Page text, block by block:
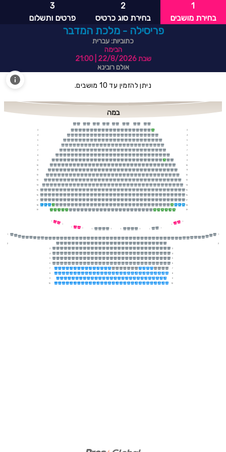
1
בחירת מושבים
2
בחירת סוג כרטיס
3
פרטים ותשלום
פריסילה - מלכת המדבר
כתוביות: עברית
הבימה
שבת 22/8/2026
| 21:00
אולם רובינא
ניתן להזמין עד 10 מושבים.
במה
3 3
4 4
5
5
6
6
7 7
8 8
9 30 9
10 10
11 11
12
12
13
13
14
14
15
15
16
16
17
17
18 18
19 19
3 3
4 4
5 5
6
6
7
1 2 3 4 5 6 7 8 9 10 11 12 13 14 15 23 24 25 26 7
8 1 2 3 4 5 6 7 8 9 10 11 12 13 14 15 16 17 18 19 20 21 22 23 24 25 26 27 28 29 30 8
9 1 2 3 4 5 6 7 8 9 10 11 12 13 14 15 16 17 18 19 20 21 22 23 24 25 26 27 28 29
9
10
1 2 3 4 5 6 7 8 9 10 11 12 13 14 15 16 17 18 19 20 21 22 23 24 25 26 27 28 29 30 10
1
1
2 1
1 1
1 1
1 1
1 2 1
1
2 1
1 1
2 2